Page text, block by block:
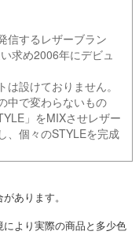
信するレザーブラン
求め2006年にデビュ
設けておりません。
中で変わらないもの
」をMIXさせレザー
、個々のSTYLEを完成
あります。
より実際の商品と多少色